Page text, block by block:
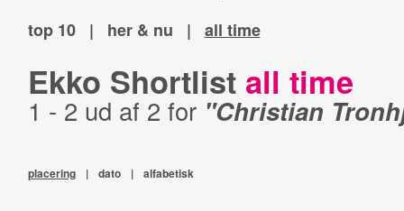
top 10 | her & nu | all time
Ekko Shortlist all time
1 - 2 ud af 2 for "Christian
placering | dato | alfabetisk